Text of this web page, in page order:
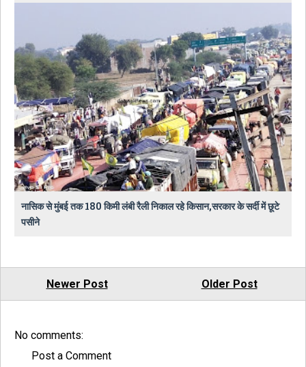
नासिक से मुंबई तक 180 किमी लंबी रैली निकाल रहे किसान,सरकार के सर्दी में छूटे
पसीने
Newer Post Older Post
No comments:
Post a Comment